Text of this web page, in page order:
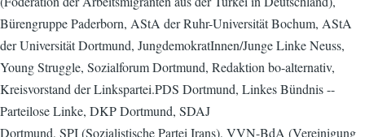
Bürengruppe Paderborn, AStA der Ruhr-Universität Bochum, AStA
der Universität Dortmund, JungdemokratInnen/Junge Linke Neuss,
Young Struggle, Sozialforum Dortmund, Redaktion bo-alternativ,
Kreisvorstand der Linkspartei.PDS Dortmund, Linkes Bündnis --
Parteilose Linke, DKP Dortmund, SDAJ
Dortmund, SPI (Sozialistische Partei Irans), VVN-BdA (Vereinigung